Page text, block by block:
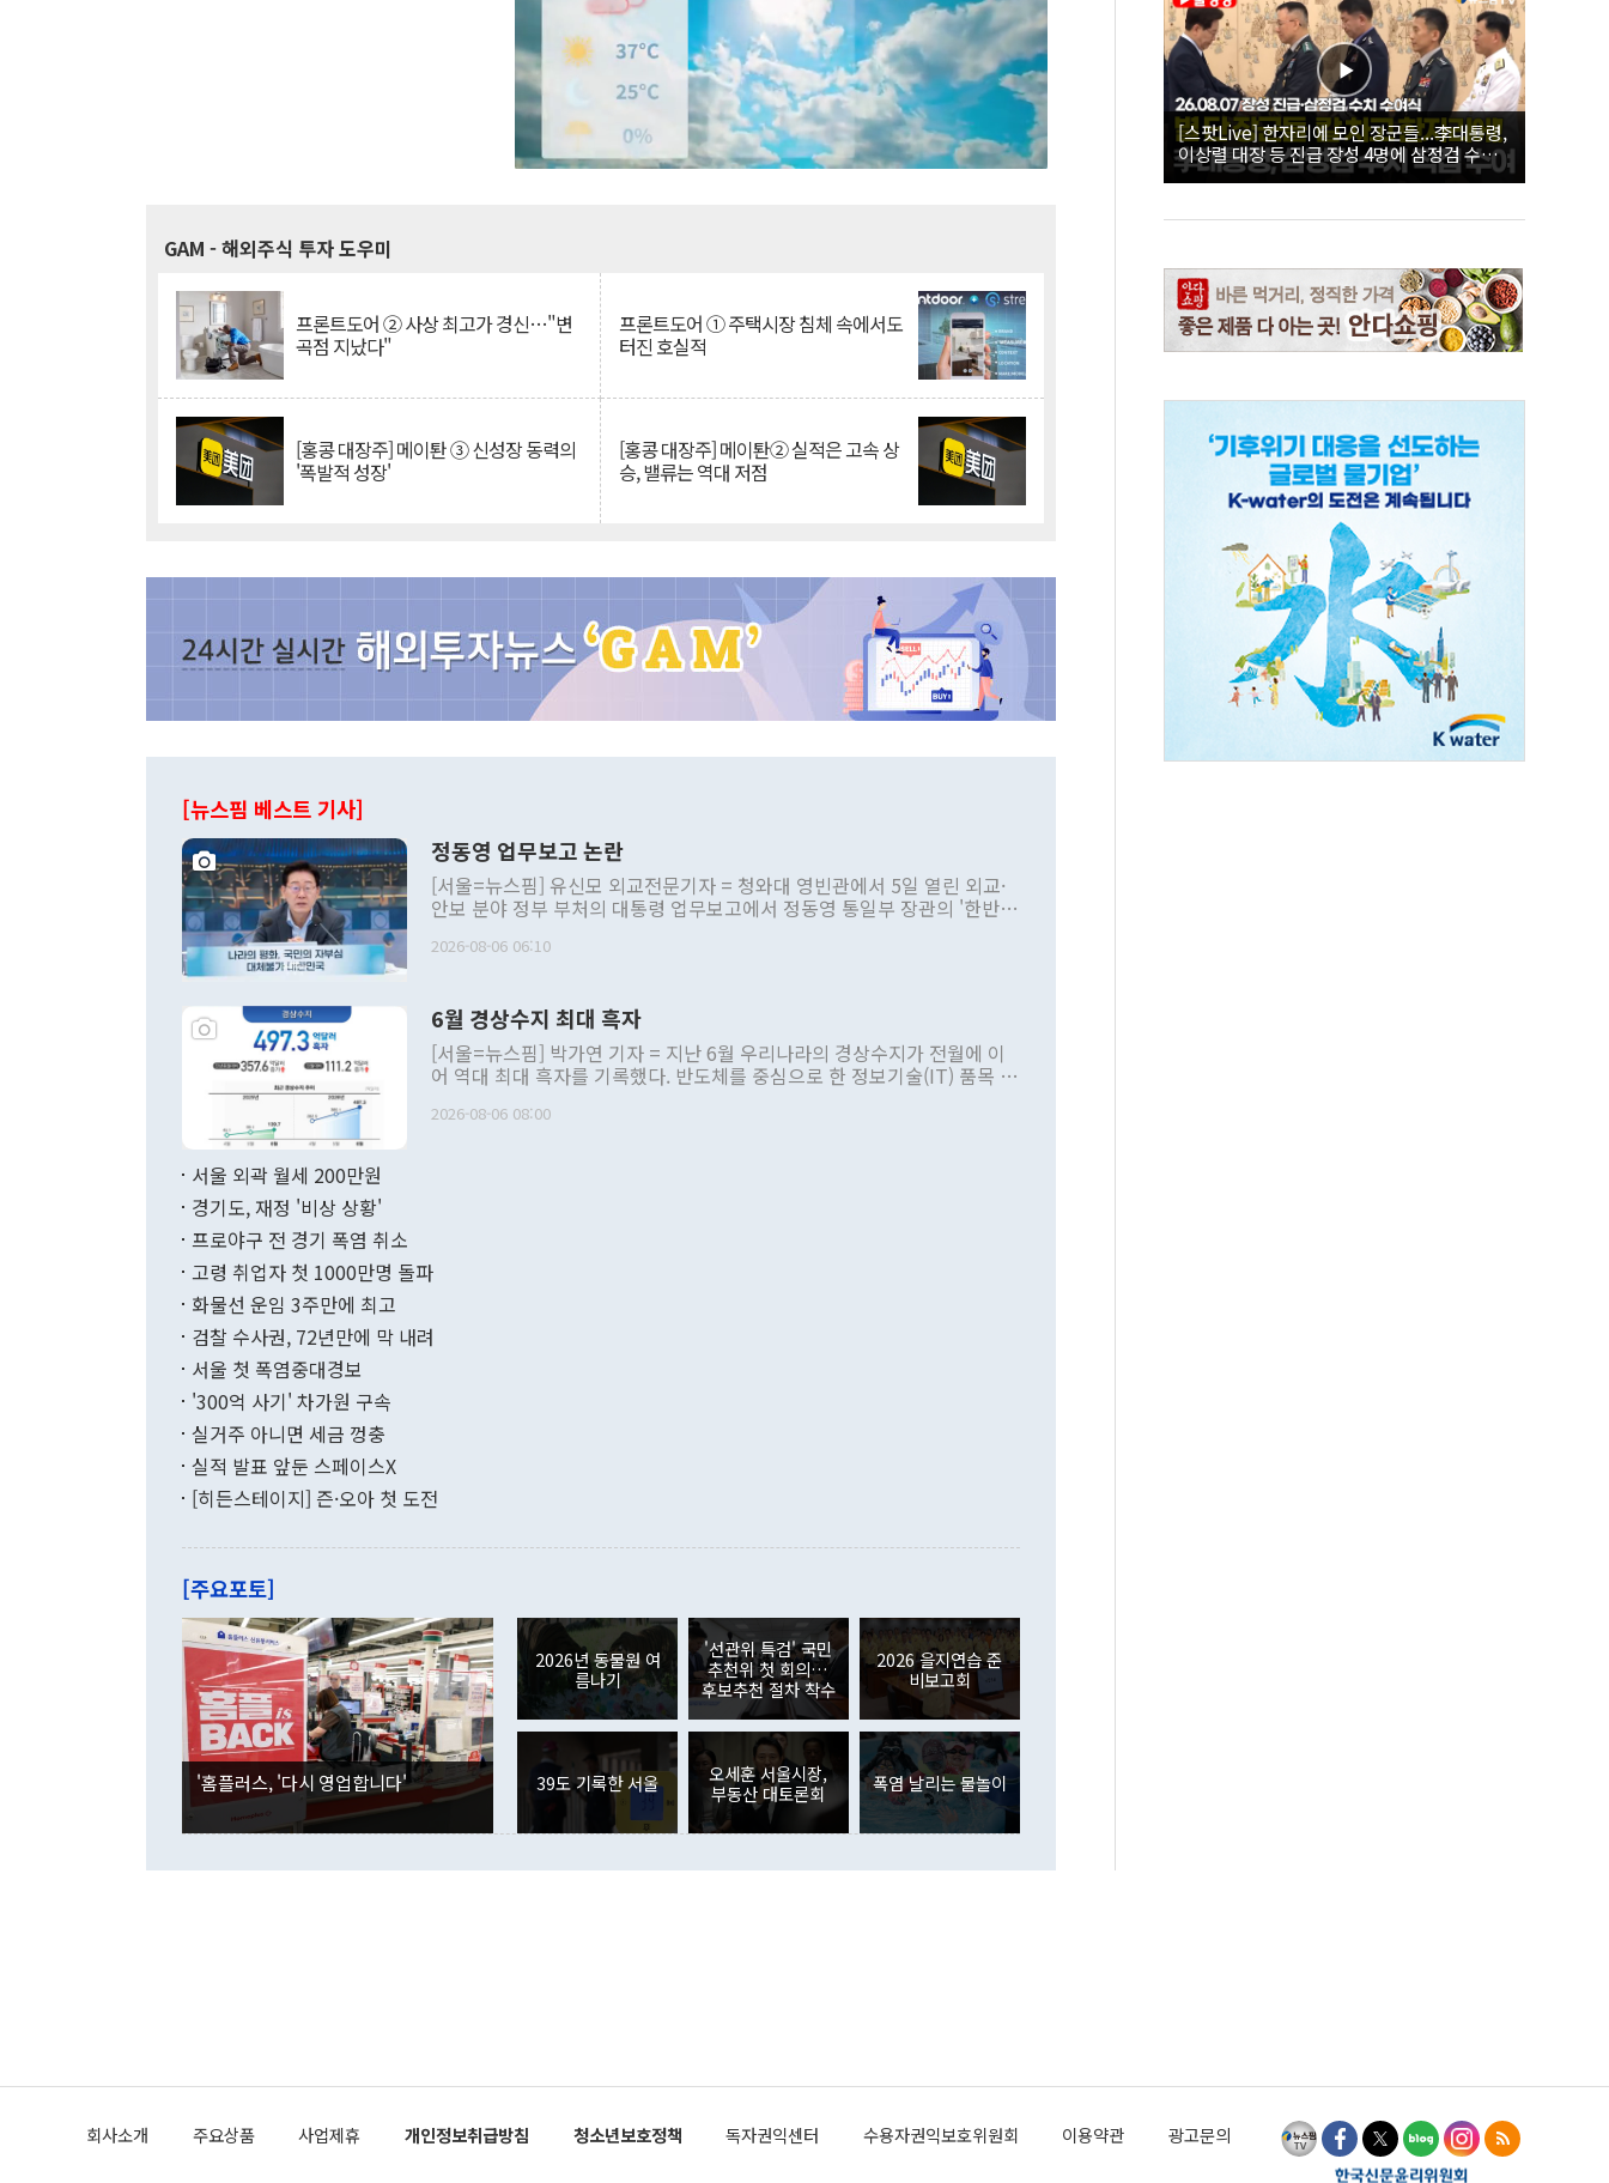
GAM - 해외주식 투자 도우미
프론트도어 ② 사상 최고가 경신…"변
곡점 지났다"
프론트도어 ① 주택시장 침체 속에서도
터진 호실적
[홍콩 대장주] 메이퇀 ③ 신성장 동력의
'폭발적 성장'
[홍콩 대장주] 메이퇀② 실적은 고속 상
승, 밸류는 역대 저점
[뉴스핌 베스트 기사]
정동영 업무보고 논란
[서울=뉴스핌] 유신모 외교전문기자 = 청와대 영빈관에서 5일 열린 외교·
안보 분야 정부 부처의 대통령 업무보고에서 정동영 통일부 장관의 '한반도
발언 중에는 정부 내 조율을 거치지 않은 사안을 정책으로 추진하겠다고 공
주의적 희망에 근거한 비현실적 구상'이라는 비판을 내놨다. 그동안 정 장
관의 대북 정책 관련 발언이 물의를 빚은 적은 여러 번 있지만 대통령과 유
관 부처 장관이 공개적으로 부정적 입장을 표명한 것은 이례적이다. 정 장
관의 무리한 대북 접근법과 월권을 제어해야 한다는 목소리도 높아지고 있
다. [정동영 통일부 장관이 지난달 23일 오후 서울 종로구 정부서울청사에
무너졌다고도 했다. 또 "현 시점에서 흘러간 선(先)비핵화만 되뇌는 것은
함께 4자 대화의 동력을 확보하기 위해 최선을 다할 것"이라고 말했다. 하
"우리의 선의대로 하는 게 과연 한반도의 평화와 안정에 플러스냐, 결론적
관은 업무보고 사후 브리핑에서 정 장관이 언급한 '4자 회담'에 대해 "이상
이 9월 러시아 블라디보스토크에서 열리는 '동방경제포럼(EEF)'을 언급하
며 "정부 차원에서 (참석을) 검토하고 있다"고 발언한 데 대해서도 조 장관
은 "그것은 외교부의 몫"이라며 "아직 거기까지 진도가 나가지 않았다"고
잘랐다. 정 장관이 이날 소개한 대북 구상과 설명은 정부 내 조율을 거치지
않았다는 점에서 문제가 있다. 특히 주적 표현 대체와 국호 사용, 9·19 군
사합의 복원, 4자회담 추진 등은 통일부 장관이 결정할 사안이 아니어서 월
권이라는 지적이 나오고 있다. 이 대통령은 정 장관의 업무보고를 듣고 난
뒤 "여기 업무보고에 발표했다고 승인난 건 아니다"라고 재차 확인했다. 정
부의 한 소식통은 "정 장관의 발언 내용은 대부분 국가안전보장회의(NSC)
를 거쳐 결정된 사안이 아닌 정 장관의 개인적 생각에 가깝다"며 "안보 관
련 부처 장관이 정부의 공식 정책이 아닌 사안을 추진하겠다고 업무보고를
하고 대통령의 면전에서 '국군통수권자가 나서야 한다'고 주장한 것은 심각
이나 미국은 북한에 선비핵화를 공식적으로 요구한 적이 없기 때문이다. 지
공하는 방식으로 이뤄졌다. 1994년 북·미 제네바 기본합의는 핵시설 동결
2026-08-06 06:10
6월 경상수지 최대 흑자
[서울=뉴스핌] 박가연 기자 = 지난 6월 우리나라의 경상수지가 전월에 이
어 역대 최대 흑자를 기록했다. 반도체를 중심으로 한 정보기술(IT) 품목 수
료=한국은행] 한국은행이 6일 발표한 '2026년 6월 국제수지(잠정)'에 따르
며 월간 기준 처음으로 1000억달러를 넘어섰다. 상품수입은 644억8000만
196.9% 급증했고 컴퓨터·주변기기(SSD)는 282.7% 증가했다. IT 품목
수출은 160.4% 늘었으며 비IT 품목도 ▲석유제품(47.5%) ▲화공품
기록했지만 지식재산권사용료수지는 전월 흑자에서 4억4000만달러 적자
로 전환됐다. 본원소득수지는 배당소득을 중심으로 32억7000만달러 흑자
는 배당수입이 늘어난 데다 전월 분기배당에 따른 기저효과로 배당지급이
였던 올해 3월(369억9000만달러)을 넘어선 것이다. 직접투자에서는 내국
인의 해외투자가 80억1000만달러, 외국인의 국내투자가 46억3000만달러
각각 증가했다. 증권투자에서는 외국인의 국내 주식 매도세가 이어졌다. 외
국인의 국내 주식 투자는 차익실현 매도 등의 영향으로 316억1000만달러
감소하며 전월(-310억5000만달러)에 이어 역대 최대 순매도 기록을 다시
경신했다. 외국인의 국내 채권투자는 세계국채지수(WGBI) 자금 유입에도
분기 말 만기도래 영향으로 증가 폭이 줄어든 52억9000만달러를 기록했
다. 내국인의 해외 증권투자는 주식을 중심으로 35억6000만달러 증가했
다. eoyn2@newspim.com
2026-08-06 08:00
서울 외곽 월세 200만원
경기도, 재정 '비상 상황'
프로야구 전 경기 폭염 취소
고령 취업자 첫 1000만명 돌파
화물선 운임 3주만에 최고
검찰 수사권, 72년만에 막 내려
서울 첫 폭염중대경보
'300억 사기' 차가원 구속
실거주 아니면 세금 껑충
실적 발표 앞둔 스페이스X
[히든스테이지] 즌·오아 첫 도전
[주요포토]
'홈플러스, '다시 영업합니다'
2026년 동물원 여
름나기
'선관위 특검' 국민
추천위 첫 회의…
후보추천 절차 착수
2026 을지연습 준
비보고회
39도 기록한 서울
오세훈 서울시장,
부동산 대토론회
폭염 날리는 물놀이
[스팟Live] 한자리에 모인 장군들...李대통령,
이상렬 대장 등 진급 장성 4명에 삼정검 수치
직접 수여｜26.08.07 장성 진급·삼정검 수치
회사소개 주요상품 사업제휴 개인정보취급방침 청소년보호정책 독자권익센터 수용자권익보호위원회 이용약관 광고문의